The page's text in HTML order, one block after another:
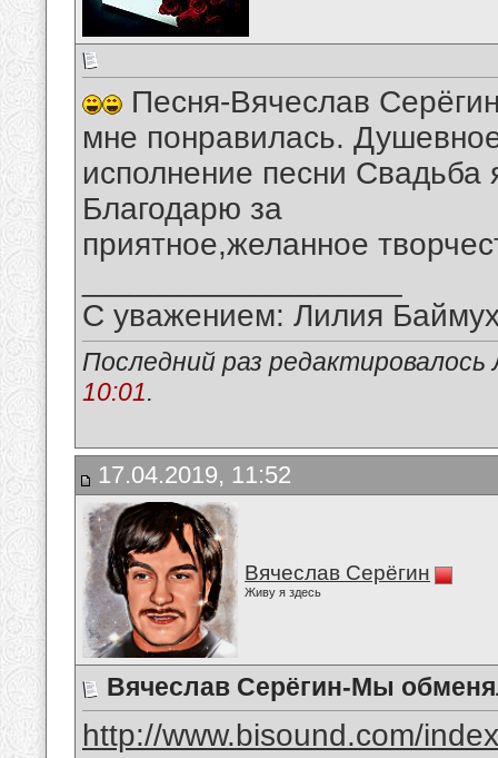
Песня-Вячеслав
мне понравилась.
исполнение песни
Благодарю за
приятное,желанное
С уважением: Лилия
Последний раз
10:01.
17.04.2019, 11:52
Вячеслав Серёгин
Живу я здесь
Вячеслав Серёгин-Мы
http://www.bisound.com/